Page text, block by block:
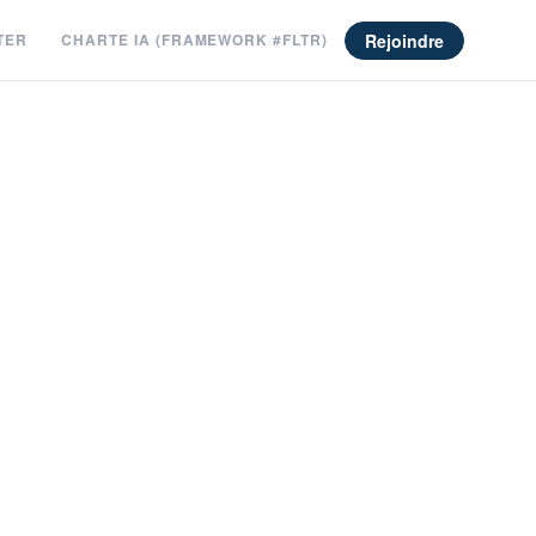
CHARTE IA (FRAMEWORK #FLTR) Rejoindre